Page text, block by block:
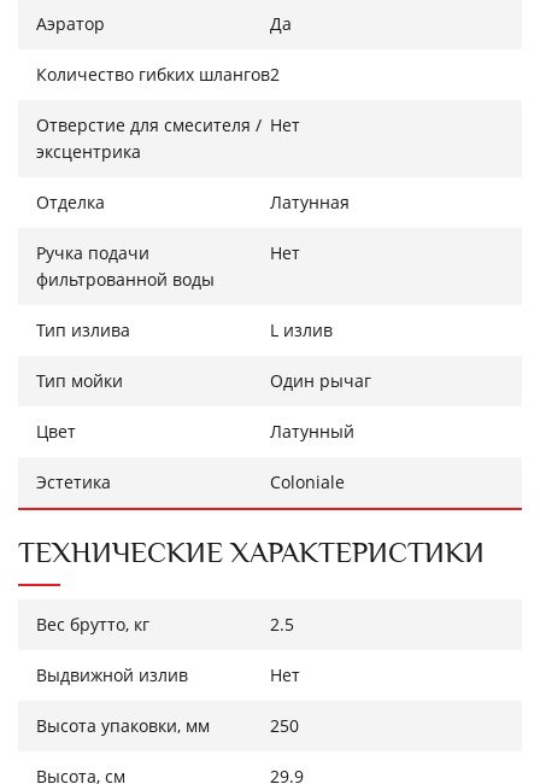
Аэратор Да
Количество гибких шлангов2
Отверстие для смесителя /
эксцентрика
Нет
Отделка Латунная
Ручка подачи
фильтрованной воды
Нет
Тип излива L излив
Тип мойки Один рычаг
Цвет Латунный
Эстетика Coloniale
ТЕХНИЧЕСКИЕ ХАРАКТЕРИСТИКИ
Вес брутто, кг 2.5
Выдвижной излив Нет
Высота упаковки, мм 250
Высота, см 29.9